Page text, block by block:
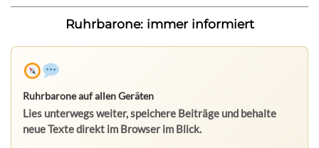
Ruhrbarone: immer informiert
Ruhrbarone auf allen Geräten
Lies unterwegs weiter, speichere Beiträge und behalte
neue Texte direkt im Browser im Blick.